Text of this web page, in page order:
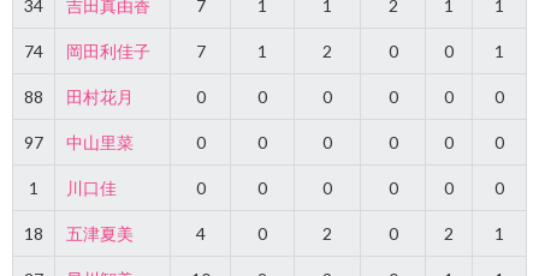
34 吉田真由香 7 1 1 2 1 1
74 岡田利佳子 7 1 2 0 0 1
88 田村花月 0 0 0 0 0 0
97 中山里菜 0 0 0 0 0 0
1 川口佳 0 0 0 0 0 0
18 五津夏美 4 0 2 0 2 1